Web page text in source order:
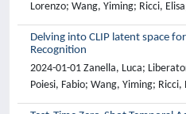
Lorenzo; Wang, Yiming; Ricci,
Delving into CLIP latent space
Recognition
2024-01-01 Zanella, Luca;
Poiesi, Fabio; Wang, Yiming; Ricci,